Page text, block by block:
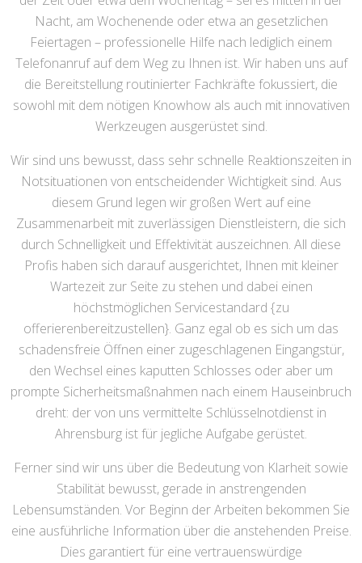
Nacht, am Wochenende oder etwa an gesetzlichen
Feiertagen – professionelle Hilfe nach lediglich einem
Telefonanruf auf dem Weg zu Ihnen ist. Wir haben uns auf
die Bereitstellung routinierter Fachkräfte fokussiert, die
sowohl mit dem nötigen Knowhow als auch mit innovativen
Werkzeugen ausgerüstet sind.
Wir sind uns bewusst, dass sehr schnelle Reaktionszeiten in
Notsituationen von entscheidender Wichtigkeit sind. Aus
diesem Grund legen wir großen Wert auf eine
Zusammenarbeit mit zuverlässigen Dienstleistern, die sich
durch Schnelligkeit und Effektivität auszeichnen. All diese
Profis haben sich darauf ausgerichtet, Ihnen mit kleiner
Wartezeit zur Seite zu stehen und dabei einen
höchstmöglichen Servicestandard {zu
offerierenbereitzustellen}. Ganz egal ob es sich um das
schadensfreie Öffnen einer zugeschlagenen Eingangstür,
den Wechsel eines kaputten Schlosses oder aber um
prompte Sicherheitsmaßnahmen nach einem Hauseinbruch
dreht: der von uns vermittelte Schlüsselnotdienst in
Ahrensburg ist für jegliche Aufgabe gerüstet.
Ferner sind wir uns über die Bedeutung von Klarheit sowie
Stabilität bewusst, gerade in anstrengenden
Lebensumständen. Vor Beginn der Arbeiten bekommen Sie
eine ausführliche Information über die anstehenden Preise.
Dies garantiert für eine vertrauenswürdige